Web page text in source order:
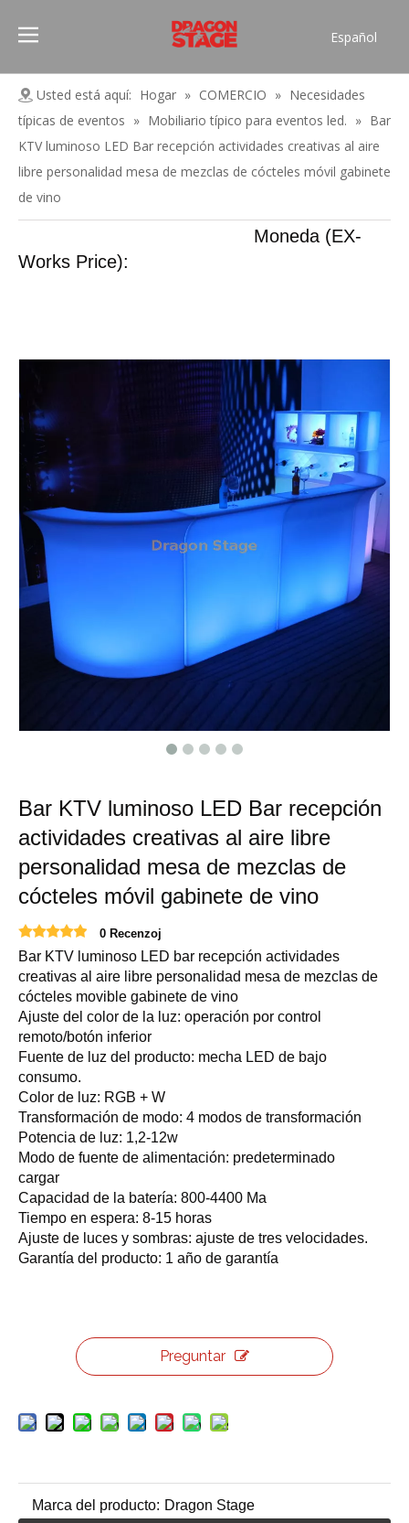
Español
Pусский
Français
العربية
简体中文
Usted está aquí: Hogar » COMERCIO » Necesidades
típicas de eventos » Mobiliario típico para eventos led. » Bar
KTV luminoso LED Bar recepción actividades creativas al aire
libre personalidad mesa de mezclas de cócteles móvil gabinete
de vino
Moneda (EX-
Works Price):
Bar KTV luminoso LED Bar recepción
actividades creativas al aire libre
personalidad mesa de mezclas de
cócteles móvil gabinete de vino
0 Recenzoj
Bar KTV luminoso LED bar recepción actividades
creativas al aire libre personalidad mesa de mezclas de
cócteles movible gabinete de vino
Ajuste del color de la luz: operación por control
remoto/botón inferior
Fuente de luz del producto: mecha LED de bajo
consumo.
Color de luz: RGB + W
Transformación de modo: 4 modos de transformación
Potencia de luz: 1,2-12w
Modo de fuente de alimentación: predeterminado
cargar
Capacidad de la batería: 800-4400 Ma
Tiempo en espera: 8-15 horas
Ajuste de luces y sombras: ajuste de tres velocidades.
Garantía del producto: 1 año de garantía
Preguntar
Marca del producto: Dragon Stage